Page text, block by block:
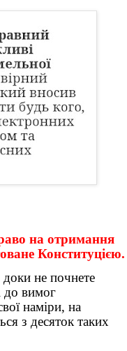
на отримання
Конституцією.
доки не почнете
до вимог
наміри, на
з десяток таких